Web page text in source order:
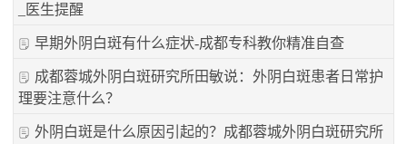
_医生提醒
早期外阴白斑有什么症状-成都专科教你精准自查
成都蓉城外阴白斑研究所田敏说：外阴白斑患者日常护
理要注意什么？
外阴白斑是什么原因引起的？成都蓉城外阴白斑研究所